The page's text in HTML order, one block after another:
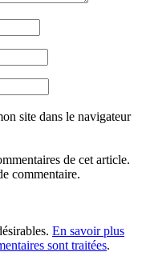
site dans le navigateur
de cet article.
commentaire.
En savoir plus
sont traitées.